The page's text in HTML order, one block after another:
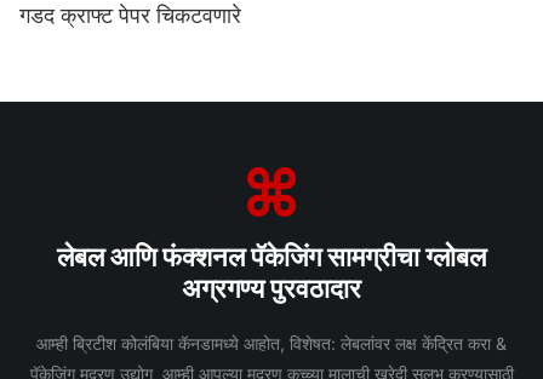
गडद क्राफ्ट पेपर चिकटवणारे
लेबल आणि फंक्शनल पॅकेजिंग सामग्रीचा ग्लोबल
अग्रगण्य पुरवठादार
आम्ही ब्रिटीश कोलंबिया कॅनडामध्ये आहोत, विशेषत: लेबलांवर लक्ष केंद्रित करा &
पॅकेजिंग मुद्रण उद्योग आम्ही आपल्या मुद्रण कच्च्या मालाची खरेदी सुलभ करण्यासाठी